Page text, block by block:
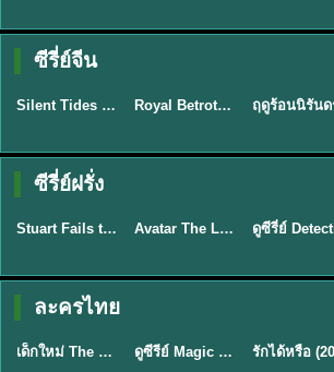
ซีรี่ย์จีน
★9.5
พากย์ไทย
Silent Tides คลื่นลมลวง (2025) พากย์ไทย ซับไทย EP.1-31 ★9 Royal Betrothal (2026) สัญญาวิวาห์แห่งราชวงศ์ พากย์ไทย ซับไทย EP1-32 ★8.8
ซีรี่ย์ฝรั่ง
★8.8 EP.2
พากย์ไทย
TH EP. 2
Stuart Fails to Save the Universe (2026) สจ๊วตล่มแผนกู้จักรวาล พากย์ไทย EP1-10 ★7.8 EP.7Avatar The Last Airbender 2 เณรน้อยเจ้าอภินิหาร พากย์ไทย
ละครไทย
★ 8 EP.6
พากย์ไทย
เด็กใหม่ The Reset 2026 EP1-6 พากย์ไทย ดูซีรี่ย์ Netflix ล่าสุด HD ดูซีรีย์ Magic Move (2026) ทำนายทายรัก Thai EP.1-10 HD